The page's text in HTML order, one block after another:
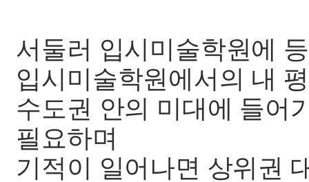
서둘러 입시미술학원에
입시미술학원에서의 내
수도권 안의 미대에 들어
필요하며
기적이 일어나면 상위권